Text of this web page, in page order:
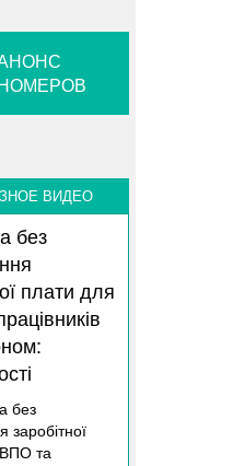
ВИДЕО
без
плати для